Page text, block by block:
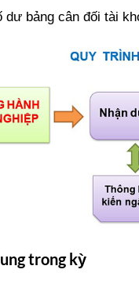
dư bảng cân đối tài
trong kỳ